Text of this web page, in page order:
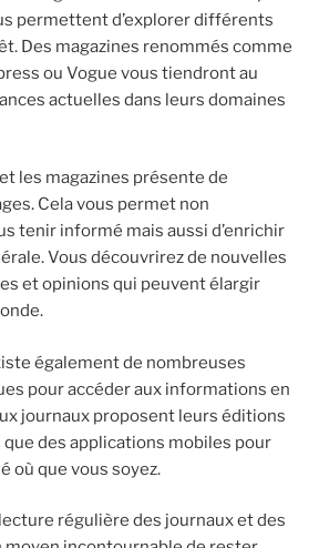
permettent d’explorer différents
Des magazines renommés comme
ou Vogue vous tiendront au
actuelles dans leurs domaines
les magazines présente de
Cela vous permet non
tenir informé mais aussi d’enrichir
Vous découvrirez de nouvelles
et opinions qui peuvent élargir
également de nombreuses
pour accéder aux informations en
journaux proposent leurs éditions
des applications mobiles pour
où que vous soyez.
régulière des journaux et des